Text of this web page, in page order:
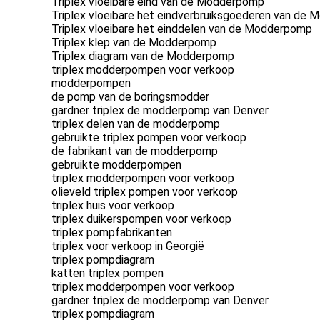
Triplex vloeibare het eindverbruiksgoederen van de
Triplex vloeibare het einddelen van de Modderpomp
Triplex klep van de Modderpomp
Triplex diagram van de Modderpomp
triplex modderpompen voor verkoop
modderpompen
de pomp van de boringsmodder
gardner triplex de modderpomp van Denver
triplex delen van de modderpomp
gebruikte triplex pompen voor verkoop
de fabrikant van de modderpomp
gebruikte modderpompen
triplex modderpompen voor verkoop
olieveld triplex pompen voor verkoop
triplex huis voor verkoop
triplex duikerspompen voor verkoop
triplex pompfabrikanten
triplex voor verkoop in Georgië
triplex pompdiagram
katten triplex pompen
triplex modderpompen voor verkoop
gardner triplex de modderpomp van Denver
triplex pompdiagram